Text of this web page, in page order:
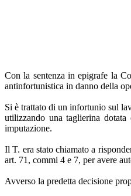
Con la sentenza in epigrafe la
antinfortunistica in danno della
Si è trattato di un infortunio sul
utilizzando una taglierina
imputazione.
Il T. era stato chiamato a
art. 71, commi 4 e 7, per avere
Avverso la predetta decisione